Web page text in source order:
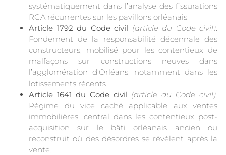
systématiquement dans l’analyse des fissurations
RGA récurrentes sur les pavillons orléanais.
Article 1792 du Code civil (article du Code civil).
Fondement de la responsabilité décennale des
constructeurs, mobilisé pour les contentieux de
malfaçons sur constructions neuves dans
l’agglomération d’Orléans, notamment dans les
lotissements récents.
Article 1641 du Code civil (article du Code civil).
Régime du vice caché applicable aux ventes
immobilières, central dans les contentieux post-
acquisition sur le bâti orléanais ancien ou
reconstruit où des désordres se révèlent après la
vente.